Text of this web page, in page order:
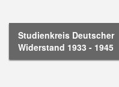
Studienkreis Deutscher
Widerstand 1933 - 1945